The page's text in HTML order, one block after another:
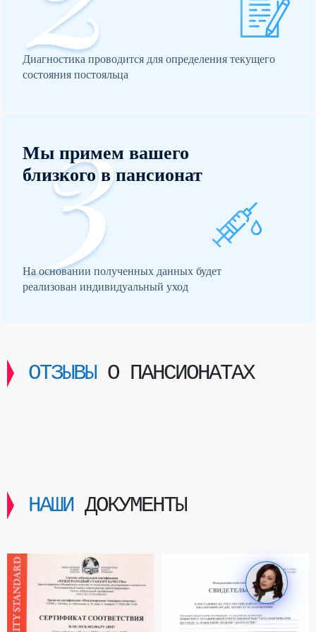
Диагностика проводится для определения текущего
состояния постояльца
Мы примем вашего
близкого в пансионат
На основании полученных данных будет
реализован индивидуальный уход
ОТЗЫВЫО ПАНСИОНАТАХ
НАШИДОКУМЕНТЫ